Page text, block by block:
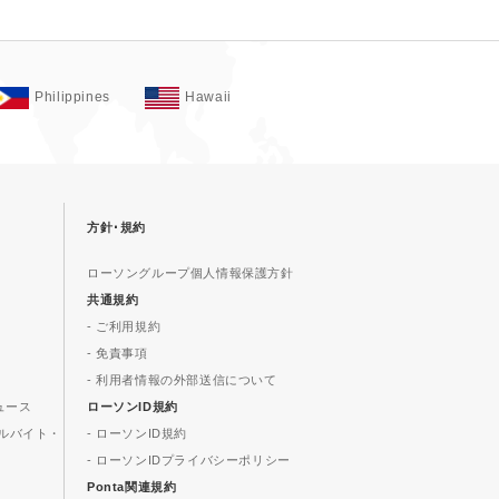
Philippines Hawaii
ース
バイト・
方針･規約
ローソングループ個人情報保護方針
共通規約
- ご利用規約
- 免責事項
- 利用者情報の外部送信について
ローソンID規約
- ローソンID規約
- ローソンIDプライバシーポリシー
Ponta関連規約